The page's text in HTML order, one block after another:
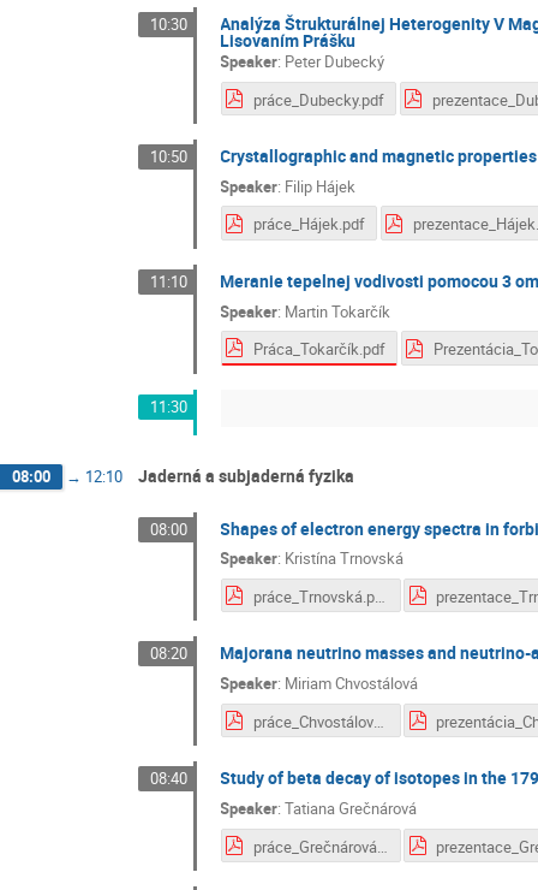
10:30 Analýza Štrukturálnej Heterogenity V
Lisovaním Prášku
Speaker: Peter Dubecký
práce_Dubecky.pdf
10:50 Crystallographic and magnetic
Speaker: Filip Hájek
práce_Hájek.pdf
11:10 Meranie tepelnej vodivosti pomocou 3
Speaker: Martin Tokarčík
Práca_Tokarčík.pdf
11:30
08:00 → 12:10 Jaderná a subjaderná fyzika
08:00 Shapes of electron energy spectra in
Speaker: Kristína Trnovská
práce_Trnovská.pdf
08:20 Majorana neutrino masses and
Speaker: Miriam Chvostálová
práce_Chvostálová.pdf
08:40 Study of beta decay of isotopes in the
Speaker:Tatiana Grečnárová